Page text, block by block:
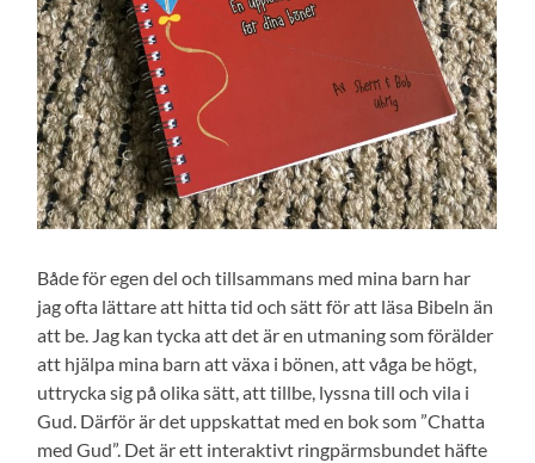
Både för egen del och tillsammans med mina barn har
jag ofta lättare att hitta tid och sätt för att läsa Bibeln än
att be. Jag kan tycka att det är en utmaning som förälder
att hjälpa mina barn att växa i bönen, att våga be högt,
uttrycka sig på olika sätt, att tillbe, lyssna till och vila i
Gud. Därför är det uppskattat med en bok som ”Chatta
med Gud”. Det är ett interaktivt ringpärmsbundet häfte